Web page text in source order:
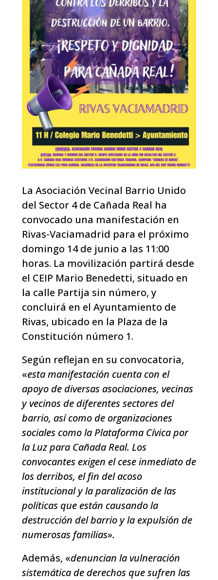
La Asociación Vecinal Barrio Unido
del Sector 4 de Cañada Real ha
convocado una manifestación en
Rivas-Vaciamadrid para el próximo
domingo 14 de junio a las 11:00
horas. La movilización partirá desde
el CEIP Mario Benedetti, situado en
la calle Partija sin número, y
concluirá en el Ayuntamiento de
Rivas, ubicado en la Plaza de la
Constitución número 1.
Según reflejan en su convocatoria,
«esta manifestación cuenta con el
apoyo de diversas asociaciones, vecinas
y vecinos de diferentes sectores del
barrio, así como de organizaciones
sociales como la Plataforma Cívica por
la Luz para Cañada Real. Los
convocantes exigen el cese inmediato de
los derribos, el fin del acoso
institucional y la paralización de las
políticas que están causando la
destrucción del barrio y la expulsión de
numerosas familias».
Además, «denuncian la vulneración
sistemática de derechos que sufren las